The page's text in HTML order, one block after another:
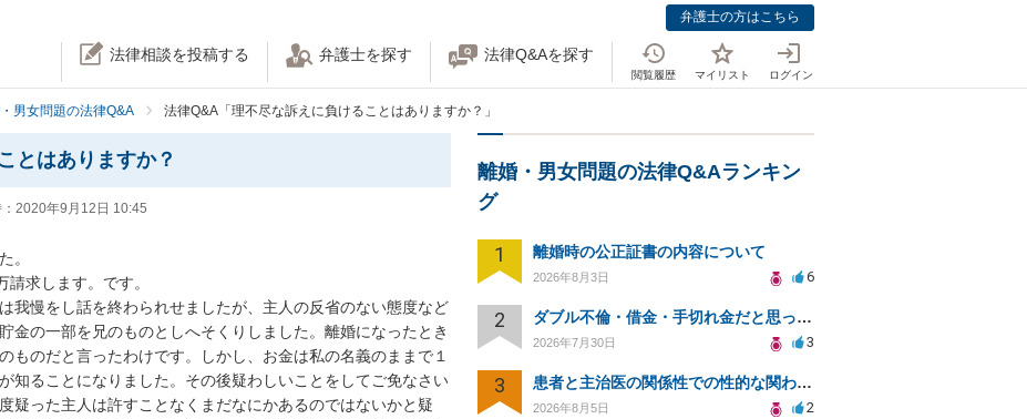
弁護士の方はこちら
法律相談を投稿する 弁護士を探す 法律Q&Aを探す
閲覧履歴 マイリスト ログイン
男女問題の法律Q&A 法律Q&A「理不尽な訴えに負けることはありますか？」
とはありますか？
2020年9月12日 10:45
。
求します。です。
我慢をし話を終わられせましたが、主人の反省のない態度など
金の一部を兄のものとしへそくりしました。離婚になったとき
ものだと言ったわけです。しかし、お金は私の名義のままで１
知ることになりました。その後疑わしいことをしてご免なさい
疑った主人は許すことなくまだなにかあるのではないかと疑
離婚・男女問題の法律Q&Aランキン
グ
1 離婚時の公正証書の内容について
2026年8月3日 6
2 ダブル不倫・借金・手切れ金だと思っていたお金を1年後いまさら脅迫罪として通知書が来てまとめて請求
2026年7月30日 3
3 患者と主治医の関係性での性的な関わりからのトラブル
2026年8月5日 2